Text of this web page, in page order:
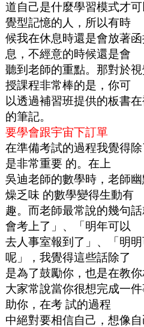
道自己是什麼學習模式才
覺型記憶的人，所以有時
候我在休息時還是會放著
息，不經意的時候還是會
聽到老師的重點。那對於
授課程非常棒的是，你可
以透過補習班提供的板書
的筆記。
要學會跟宇宙下訂單
在準備考試的過程我覺得
是非常重要 的。在上
吳迪老師的數學時，老師
燥乏味 的數學變得生動有
趣。而老師最常說的幾句
會考上了」、「明年可以
去人事室報到了」、「明
呢」，我覺得這些話除了
是為了鼓勵你，也是在教你
大家常說當你很想完成一
助你，在考 試的過程
中絕對要相信自己，想像